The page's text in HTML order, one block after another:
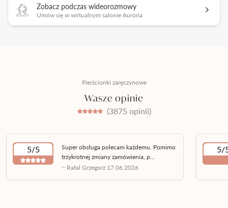
Zobacz podczas wideorozmowy
Umów się w wirtualnym salonie Auroria
Pierścionki zaręczynowe
Wasze opinie
(3875 opinii)
5/5
Super obsługa polecam każdemu. Pomimo
trzykrotnej zmiany zamówienia, p...
~ Rafal Grzegorz 17.06.2026
5/